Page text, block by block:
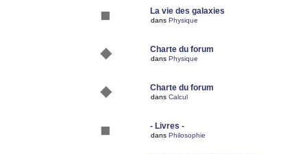
La vie des galaxies
dans Physique
Charte du forum
dans Physique
Charte du forum
dans Calcul
- Livres -
dans Philosophie